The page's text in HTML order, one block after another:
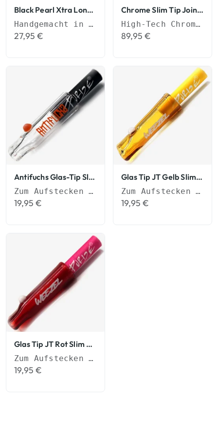
Black Pearl Xtra Long Tip Slim Tips
Handgemacht in Deutschland
27,95€
Chrome Slim Tip Joint Mundstück
High-Tech Chrom in Grillz-Qualität.
89,95€
Antifuchs Glas-Tip Slim Tips
Zum Aufstecken auf Joints
19,95€
Glas Tip JT Gelb Slim Tips
Zum Aufstecken auf Joints
19,95€
Glas Tip JT Rot Slim Tips
Zum Aufstecken auf Joints
19,95€